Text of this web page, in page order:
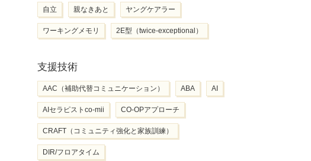
自立 親なきあと ヤングケアラー
ワーキングメモリ 2E型（twice-exceptional）
支援技術
AAC（補助代替コミュニケーション） ABA AI
AIセラピストco-mii CO-OPアプローチ
CRAFT（コミュニティ強化と家族訓練）
DIR/フロアタイム